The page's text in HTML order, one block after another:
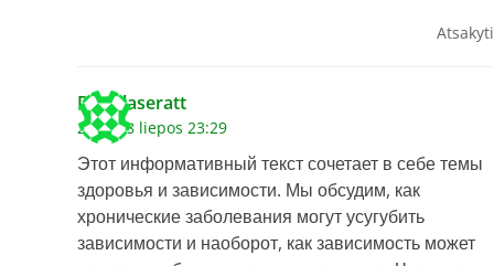
Atsakyti
Douglaseratt
2026 28 liepos 23:29
Этот информативный текст сочетает в себе темы
здоровья и зависимости. Мы обсудим, как
хронические заболевания могут усугубить
зависимости и наоборот, как зависимость может